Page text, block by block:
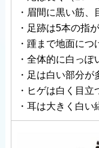
・眉間に黒い筋、
・足跡は5本の指
・踵まで地面につ
・全体的に白っぽ
・足は白い部分が
・ヒゲは白く目立
・耳は大きく白い